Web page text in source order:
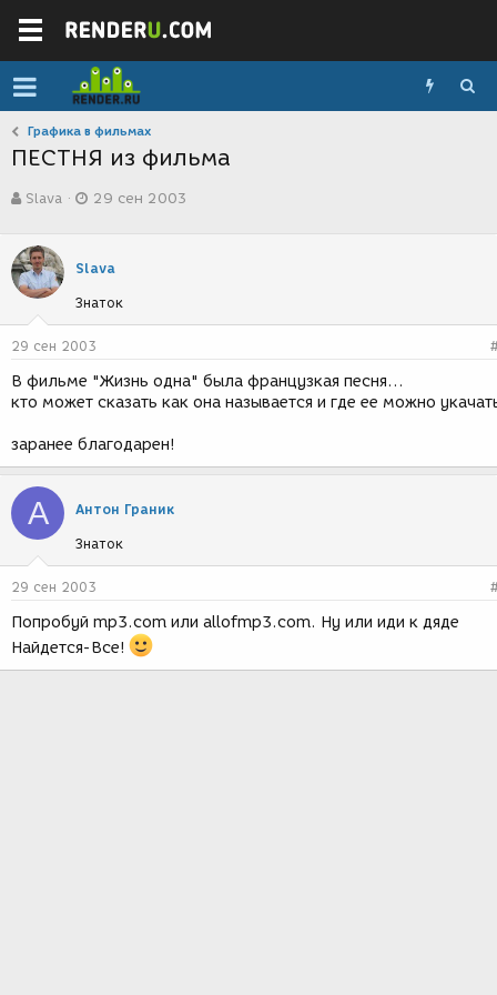
Графика в фильмах
ПЕСТНЯ из фильма
в
о
р
т
е
м
ы
Slava
а
с
з
д
а
и
я
29 сен 2003
Slava
Знаток
29 сен 2003
В фильме "Жизнь одна" была французкая песня...
кто может сказать как она называется и где ее можно
заранее благодарен!
А Антон Граник
Знаток
29 сен 2003
Попробуй mp3.com или allofmp3.com. Ну или иди к дяде
Найдется-Все!